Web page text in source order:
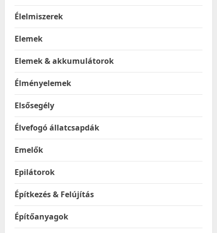
Élelmiszerek
Elemek
Elemek & akkumulátorok
Élményelemek
Elsősegély
Élvefogó állatcsapdák
Emelők
Epilátorok
Építkezés & Felújítás
Építőanyagok